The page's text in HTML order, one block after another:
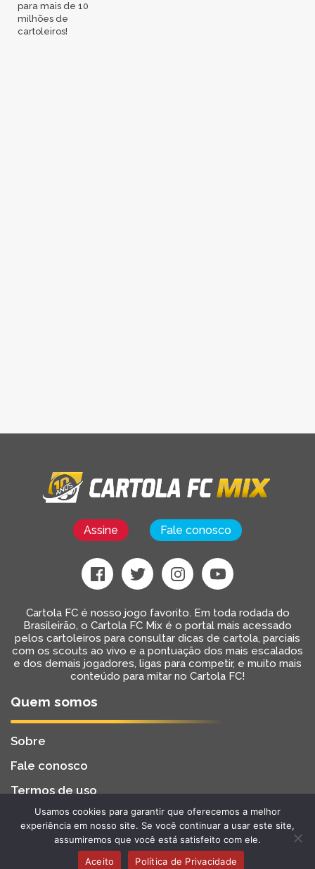
para mais de 10
milhões de
cartoleiros!
Assine Fale conosco
Cartola FC é nosso jogo favorito. Em toda rodada do
Brasileirão, o Cartola FC Mix é o portal mais acessado
pelos cartoleiros para consultar dicas de cartola, parciais
com os scouts ao vivo e a pontuação dos mais escalados
e dos demais jogadores, ligas para competir, e muito mais
conteúdo para mitar no Cartola FC!
Quem somos
Sobre
Fale conosco
Termos de uso
2022 - Todos os Direitos Reservados
Desenvolvido por BW2 Tecnologia
Usamos cookies para garantir que oferecemos a melhor
experiência em nosso site. Se você continuar a usar este site,
assumiremos que você está satisfeito com ele.
Aceito
Política de Privacidade